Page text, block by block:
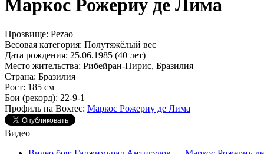
Маркос Рожериу де Лима
Прозвище: Pezao
Весовая категория: Полутяжёлый вес
Дата рождения: 25.06.1985 (40 лет)
Место жительства: Рибейран-Пирис, Бразилия
Страна: Бразилия
Рост: 185 см
Бои (рекорд): 22-9-1
Профиль на Boxrec: Маркос Рожериу де Лима
Видео